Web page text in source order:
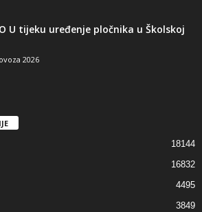
U tijeku uređenje pločnika u Školskoj
2026
18144
16832
4495
3849